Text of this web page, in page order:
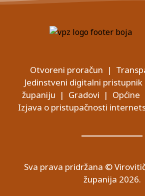
Otvoreni proračun |
Jedinstveni digitalni pristupnik
županiju | Gradovi | Općine
Izjava o pristupačnosti
Sva prava pridržana ©
županija 2026.